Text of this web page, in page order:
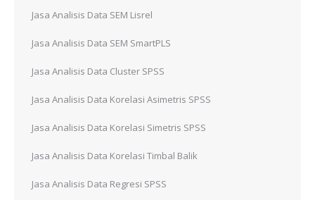
Jasa Analisis Data SEM Lisrel
Jasa Analisis Data SEM SmartPLS
Jasa Analisis Data Cluster SPSS
Jasa Analisis Data Korelasi Asimetris SPSS
Jasa Analisis Data Korelasi Simetris SPSS
Jasa Analisis Data Korelasi Timbal Balik
Jasa Analisis Data Regresi SPSS